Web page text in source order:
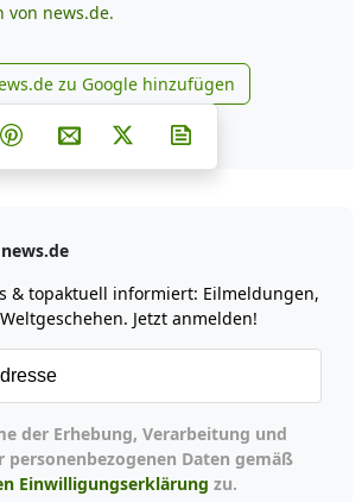
von news.de.
news.de zu Google
zu Google hinzufügen
Teilen auf Facebook
Teilen auf Whatsapp
Teilen auf Telegram
Teilen auf Pinterest
Per E-Mail teilen
Post auf X
& topaktuell informiert: Eilmeldungen,
Jetzt anmelden!
personenbezogenen Daten gemäß
Einwilligungserklärung zu.